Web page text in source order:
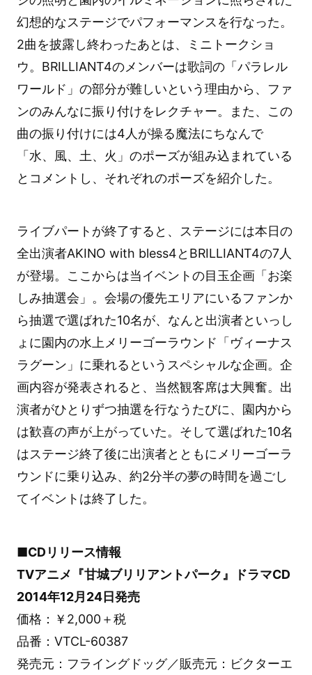
幻想的なステージでパフォーマンスを行なった。
2曲を披露し終わったあとは、ミニトークショ
ウ。BRILLIANT4のメンバーは歌詞の「パラレル
ワールド」の部分が難しいという理由から、ファ
ンのみんなに振り付けをレクチャー。また、この
曲の振り付けには4人が操る魔法にちなんで
「水、風、土、火」のポーズが組み込まれている
とコメントし、それぞれのポーズを紹介した。
ライブパートが終了すると、ステージには本日の
全出演者AKINO with bless4とBRILLIANT4の7人
が登場。ここからは当イベントの目玉企画「お楽
しみ抽選会」。会場の優先エリアにいるファンか
ら抽選で選ばれた10名が、なんと出演者といっし
ょに園内の水上メリーゴーラウンド「ヴィーナス
ラグーン」に乗れるというスペシャルな企画。企
画内容が発表されると、当然観客席は大興奮。出
演者がひとりずつ抽選を行なうたびに、園内から
は歓喜の声が上がっていた。そして選ばれた10名
はステージ終了後に出演者とともにメリーゴーラ
ウンドに乗り込み、約2分半の夢の時間を過ごし
てイベントは終了した。
■CDリリース情報
TVアニメ『甘城ブリリアントパーク』ドラマCD
2014年12月24日発売
価格：￥2,000＋税
品番：VTCL-60387
発売元：フライングドッグ／販売元：ビクターエ